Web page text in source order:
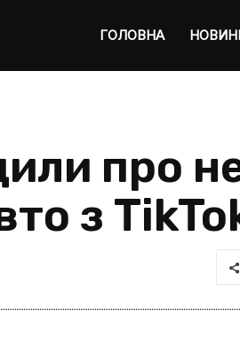
ГОЛОВНА
про
з